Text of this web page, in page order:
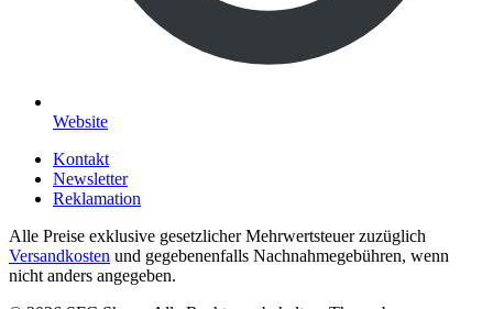
Website
Kontakt
Newsletter
Reklamation
Alle Preise exklusive gesetzlicher Mehrwertsteuer zuzüglich
Versandkosten und gegebenenfalls Nachnahmegebühren, wenn
nicht anders angegeben.